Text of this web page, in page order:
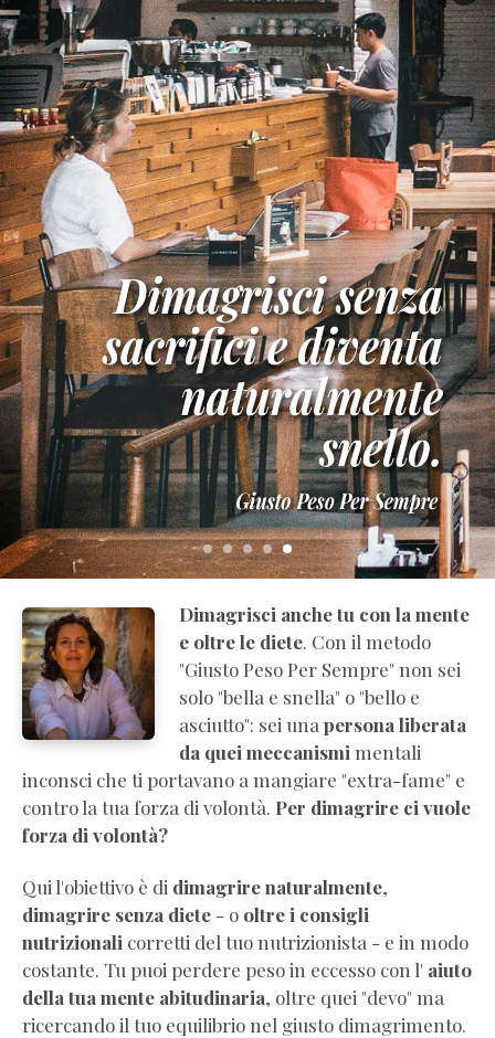
Dimagrisci anche tu con la mente
e oltre le diete. Con il metodo
"Giusto Peso Per Sempre" non sei
solo "bella e snella" o "bello e
asciutto": sei unapersona liberata
da quei meccanismi mentali
inconsci che ti portavano a mangiare "extra-fame" e
contro la tua forza di volontà. Per dimagrire ci vuole
forza di volontà?
Qui l'obiettivo è di dimagrire naturalmente,
dimagrire senza diete - o oltre i consigli
nutrizionali corretti del tuo nutrizionista - e in modo
costante. Tu puoi perdere peso in eccesso con l' aiuto
della tua mente abitudinaria, oltre quei "devo" ma
ricercando il tuo equilibrio nel giusto dimagrimento.